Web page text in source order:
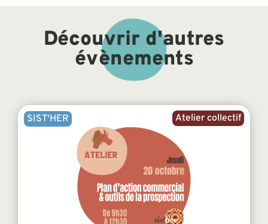
Découvrir d'autres
évènements
Atelier collectif
SIST'HER